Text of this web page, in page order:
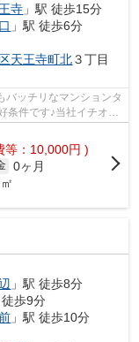
寺 」駅 徒歩15分
」駅 徒歩6分
天王寺町北３丁目
バッチリなマンションタ
条件です♪当社イチオシ
等：10,000円 )
0ヶ月
」駅 徒歩8分
徒歩9分
」駅 徒歩10分